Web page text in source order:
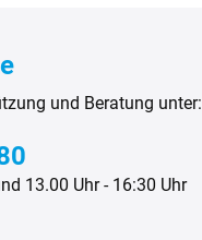
und Beratung unter:
13.00 Uhr - 16:30 Uhr